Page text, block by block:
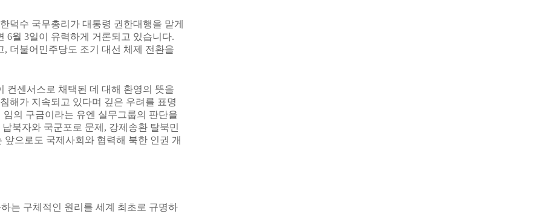
덕수 국무총리가 대통령 권한대행을 맡게
6월 3일이 유력하게 거론되고 있습니다.
더불어민주당도 조기 대선 체제 전환을
컨센서스로 채택된 데 대해 환영의 뜻을
해가 지속되고 있다며 깊은 우려를 표명
의 구금이라는 유엔 실무그룹의 판단을
북자와 국군포로 문제, 강제송환 탈북민
으로도 국제사회와 협력해 북한 인권 개
는 구체적인 원리를 세계 최초로 규명하